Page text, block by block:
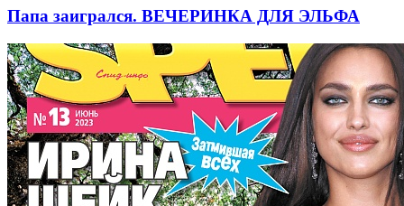
Папа заигрался. ВЕЧЕРИНКА ДЛЯ ЭЛЬФА